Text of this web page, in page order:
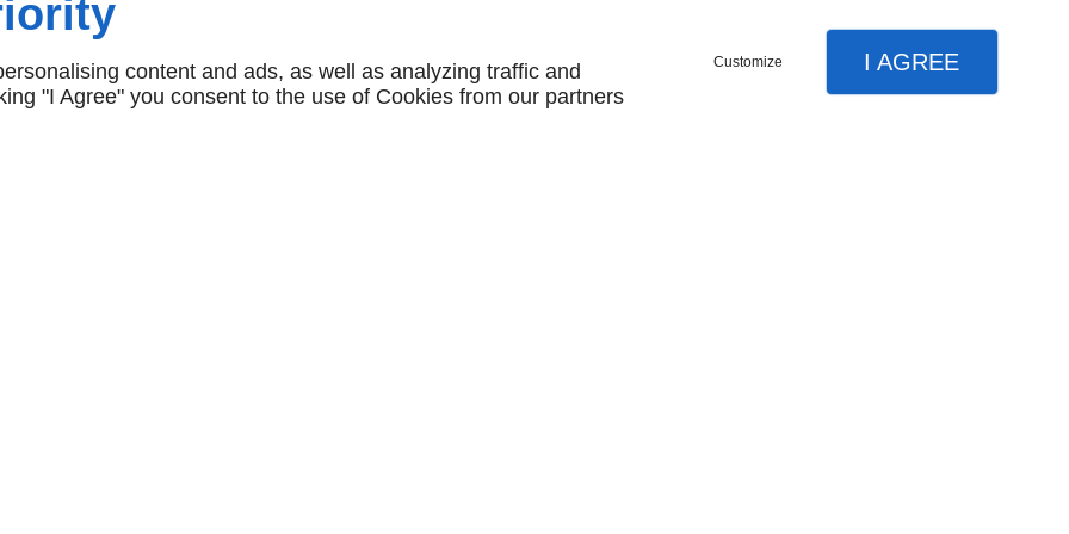
et une
à Linselles, et
marbre d'une beauté
content and ads, as well as analyzing traffic and
"I Agree" you consent to the use of Cookies from our partners
Customize I AGREE